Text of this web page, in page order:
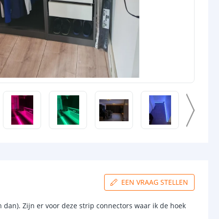
EEN VRAAG STELLEN
Zijn er voor deze strip connectors waar ik de hoek